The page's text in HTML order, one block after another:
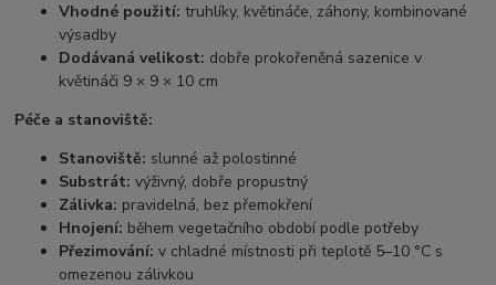
Vhodné použití: truhlíky, květináče, záhony, kombinované
výsadby
Dodávaná velikost: dobře prokořeněná sazenice v
květináči 9 × 9 × 10 cm
Péče a stanoviště:
Stanoviště: slunné až polostinné
Substrát: výživný, dobře propustný
Zálivka: pravidelná, bez přemokření
Hnojení: během vegetačního období podle potřeby
Přezimování: v chladné místnosti při teplotě 5–10 °C s
omezenou zálivkou